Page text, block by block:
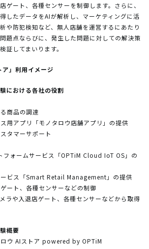
ゲート、各種センサーを制御します。さらに、
したデータをAIが解析し、マーケティングに活
や防犯検知など、無人店舗を運営するにあたり
題点ならびに、発生した問題に対しての解決策
証してまいります。
」利用イメージ
における各社の役割
商品の調達
用アプリ「モノタロウ店舗アプリ」の提供
タマーサポート
フォームサービス「OPTiM Cloud IoT OS」の
ービス「Smart Retail Management」の提供
ート、各種センサーなどの制御
ラや入退店ゲート、各種センサーなどから取得
概要
ウ AIストア powered by OPTiM